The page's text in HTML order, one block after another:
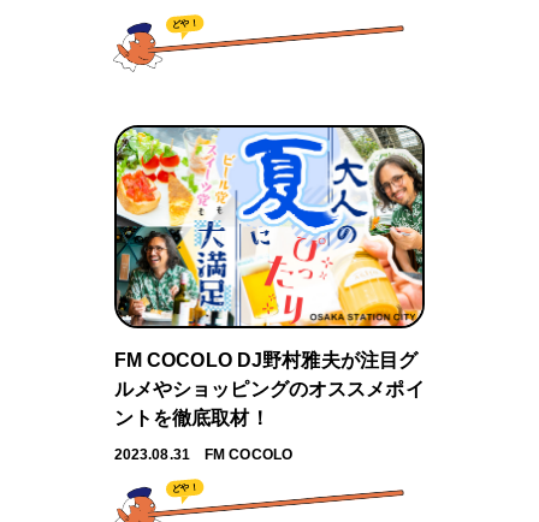
どや！
FM COCOLO DJ野村雅夫が注目グ
ルメやショッピングのオススメポイ
ントを徹底取材！
2023.08.31 FM COCOLO
どや！